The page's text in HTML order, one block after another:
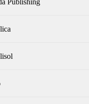
Publishing